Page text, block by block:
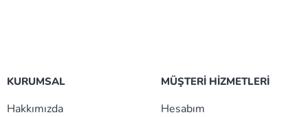
KURUMSAL
Hakkımızda
MÜŞTERİ HİZMETLERİ
Hesabım